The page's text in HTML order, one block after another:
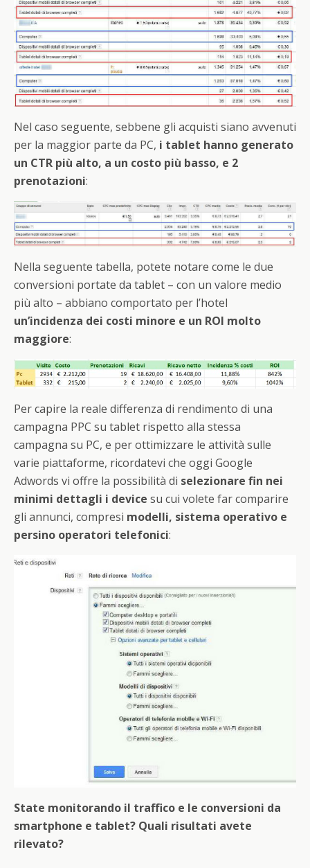
Nel caso seguente, sebbene gli acquisti siano avvenuti
per la maggior parte da PC, i tablet hanno generato
un CTR più alto, a un costo più basso, e 2
prenotazioni:
Nella seguente tabella, potete notare come le due
conversioni portate da tablet – con un valore medio
più alto – abbiano comportato per l’hotel
un’incidenza dei costi minore e un ROI molto
maggiore:
Per capire la reale differenza di rendimento di una
campagna PPC su tablet rispetto alla stessa
campagna su PC, e per ottimizzare le attività sulle
varie piattaforme, ricordatevi che oggi Google
Adwords vi offre la possibilità di selezionare fin nei
minimi dettagli i device su cui volete far comparire
gli annunci, compresi modelli, sistema operativo e
persino operatori telefonici:
State monitorando il traffico e le conversioni da
smartphone e tablet? Quali risultati avete
rilevato?